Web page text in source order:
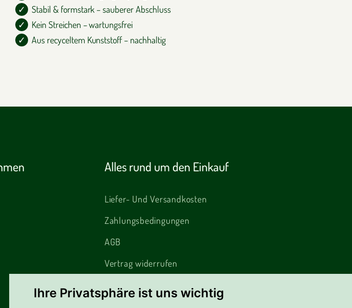
Ihre Privatsphäre ist uns wichtig
Stabil & formstark – sauberer Abschluss
Kein Streichen – wartungsfrei
Aus recyceltem Kunststoff – nachhaltig
Alles rund um den Einkauf
Liefer- Und Versandkosten
Zahlungsbedingungen
AGB
Vertrag widerrufen